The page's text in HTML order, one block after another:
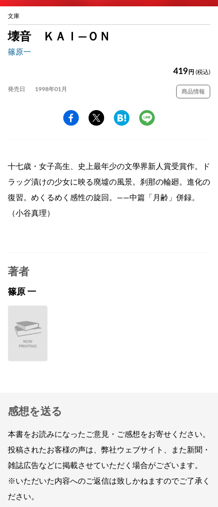
文庫
壊音 ＫＡＩ―ＯＮ
篠原一
419 円 (税込)
発売日 1998年01月 商品情報
十七歳・女子高生、史上最年少の文學界新人賞受賞作。ド
ラッグ漬けの少女に映る廃墟の風景。刹那の輪廻。進化の
復習。めくるめく感性の旋回。――中篇「月齢」併録。
（小谷真理）
著者
篠原 一
感想を送る
本書をお読みになったご意見・ご感想をお寄せください。
投稿されたお客様の声は、弊社ウェブサイト、また新聞・
雑誌広告などに掲載させていただく場合がございます。
※いただいた内容へのご返信は致しかねますのでご了承く
ださい。